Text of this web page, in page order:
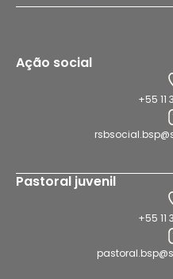
Ação social
+55 11
Pastoral juvenil
+55 11